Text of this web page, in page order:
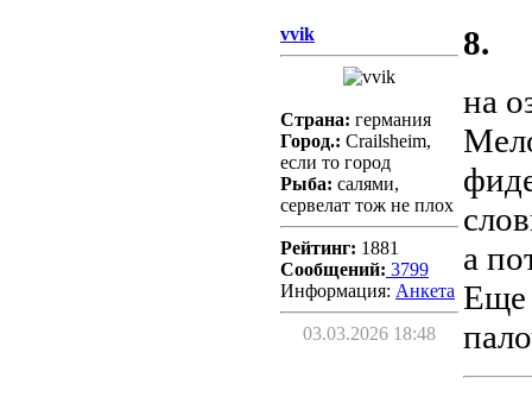
vvik
Страна: германия
Город.: Crailsheim,
если то город
Рыба: салями,
сервелат тож не плох
Рейтинг: 1881
Сообщений: 3799
Информация: Aнкета
03.03.2026 18:48
8.
на
а
Еще